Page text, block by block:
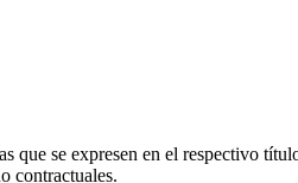
que se expresen en el respectivo
contractuales.